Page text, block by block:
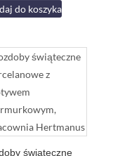
do koszyka
świąteczne